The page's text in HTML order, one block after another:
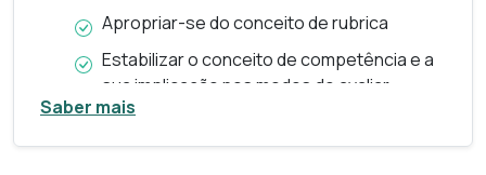
Apropriar-se do conceito de rubrica
Estabilizar o conceito de competência e a
sua implicação nos modos de avaliar
Clarificar o conceito de avaliação
alternativa digital
Saber mais